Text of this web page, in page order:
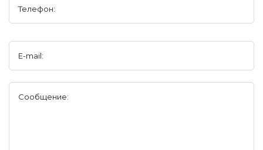
Телефон:
E-mail:
Сообщение: